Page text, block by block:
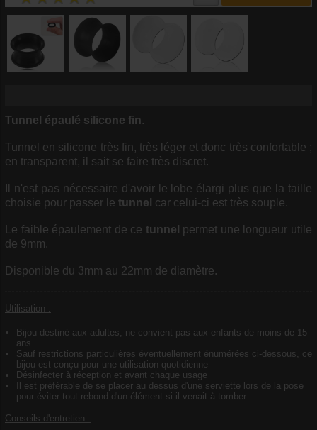
Tunnel épaulé silicone fin.
Tunnel en silicone très fin, très léger et donc très confortable ;
en transparent, il sait se faire très discret.
Il n'est pas nécessaire d'avoir le lobe élargi plus que la taille
choisie pour passer le tunnel car celui-ci est très souple.
Le faible épaulement de ce tunnel permet une longueur utile
de 9mm.
Disponible du 3mm au 22mm de diamètre.
Utilisation :
Bijou destiné aux adultes, ne convient pas aux enfants de moins de 15
ans
Sauf restrictions particulières éventuellement énumérées ci-dessous, ce
bijou est conçu pour une utilisation quotidienne
Désinfecter à réception et avant chaque usage
Il est préférable de se placer au dessus d'une serviette lors de la pose
pour éviter tout rebond d'un élément si il venait à tomber
Conseils d'entretien :